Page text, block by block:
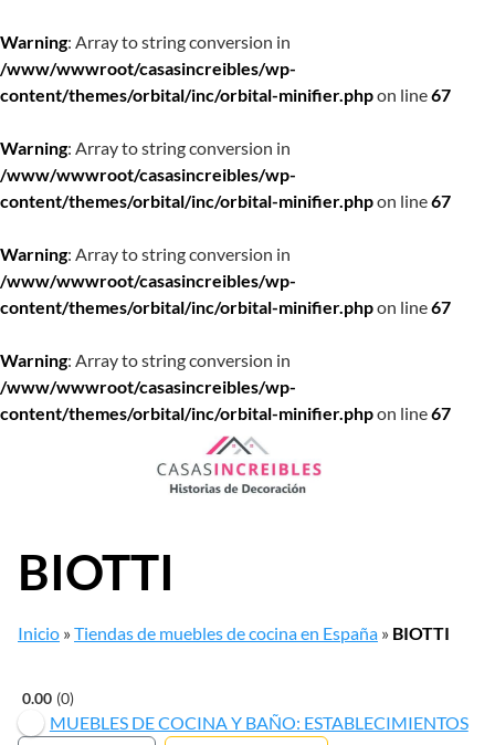
Warning: Array to string conversion in
/www/wwwroot/casasincreibles/wp-
content/themes/orbital/inc/orbital-minifier.phpon line67
Warning: Array to string conversion in
/www/wwwroot/casasincreibles/wp-
content/themes/orbital/inc/orbital-minifier.phpon line67
Warning: Array to string conversion in
/www/wwwroot/casasincreibles/wp-
content/themes/orbital/inc/orbital-minifier.phpon line67
Warning: Array to string conversion in
/www/wwwroot/casasincreibles/wp-
content/themes/orbital/inc/orbital-minifier.phpon line67
BIOTTI
Inicio »Tiendas de muebles de cocina en España » BIOTTI
0.00 0
MUEBLES DE COCINA Y BAÑO: ESTABLECIMIENTOS